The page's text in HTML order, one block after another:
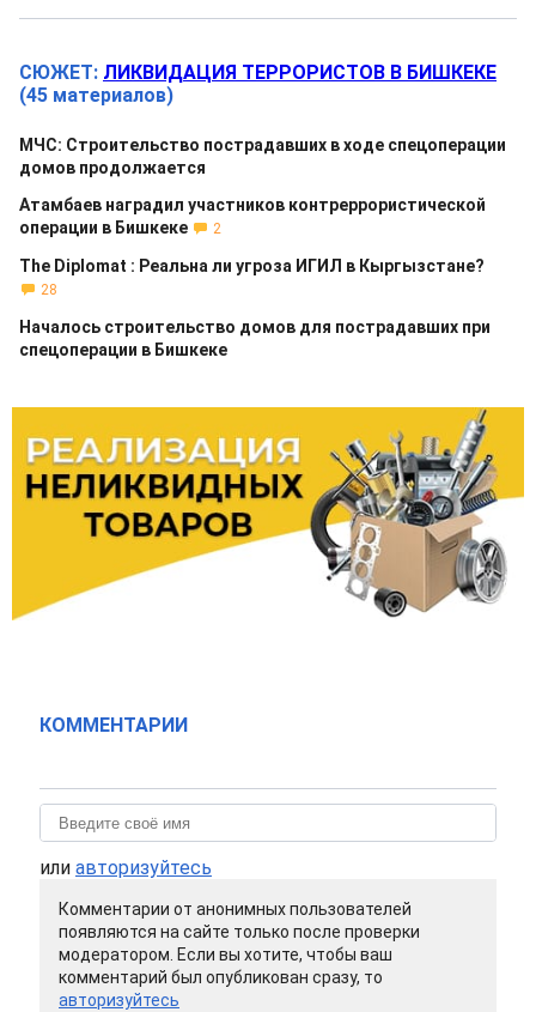
СЮЖЕТ: ЛИКВИДАЦИЯ ТЕРРОРИСТОВ В БИШКЕКЕ
(45 материалов)
МЧС: Строительство пострадавших в ходе спецоперации
домов продолжается
Атамбаев наградил участников контреррористической
операции в Бишкеке
2
The Diplomat : Реальна ли угроза ИГИЛ в Кыргызстане?
28
Началось строительство домов для пострадавших при
спецоперации в Бишкеке
КОММЕНТАРИИ
или авторизуйтесь
Комментарии от анонимных пользователей
появляются на сайте только после проверки
модератором. Если вы хотите, чтобы ваш
комментарий был опубликован сразу, то
авторизуйтесь